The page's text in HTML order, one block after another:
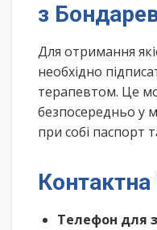
з
Для отримання
необхідно
терапевтом. Це
безпосередньо у
при собі паспорт
Телефон для